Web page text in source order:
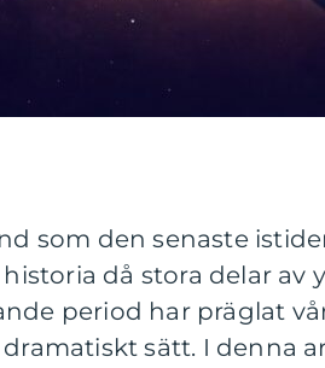
som den senaste
då stora delar av
period har präglat
sätt. I denna